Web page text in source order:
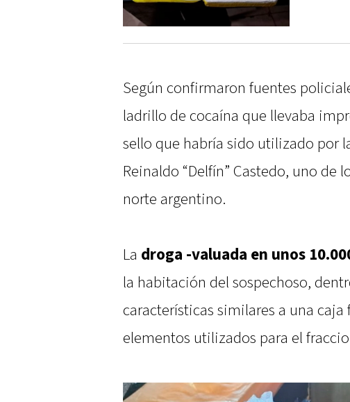
Según confirmaron fuentes
ladrillo de cocaína que llevaba
sello que habría sido utilizado por
Reinaldo “Delfín” Castedo, uno de
norte argentino.
La droga -valuada en unos
la habitación del sospechoso,
características similares a una
elementos utilizados para el